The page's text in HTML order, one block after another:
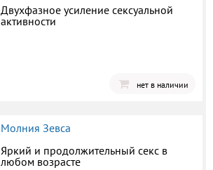
Двухфазное усиление сексуальной
активности
нет в наличии
Молния Зевса
Яркий и продолжительный секс в
любом возрасте